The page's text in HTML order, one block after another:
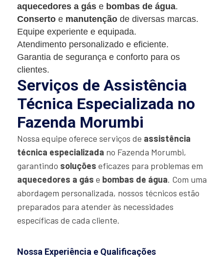
aquecedores a gás e bombas de água.
Conserto e manutenção de diversas marcas.
Equipe experiente e equipada.
Atendimento personalizado e eficiente.
Garantia de segurança e conforto para os
clientes.
Serviços de Assistência
Técnica Especializada no
Fazenda Morumbi
Nossa equipe oferece serviços de assistência
técnica especializada no Fazenda Morumbi,
garantindo soluções eficazes para problemas em
aquecedores a gás e bombas de água. Com uma
abordagem personalizada, nossos técnicos estão
preparados para atender às necessidades
específicas de cada cliente.
Nossa Experiência e Qualificações